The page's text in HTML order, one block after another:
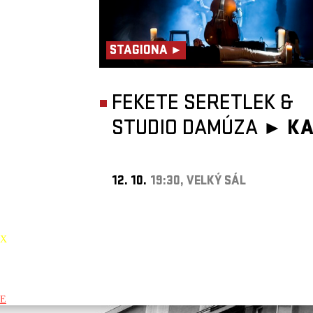
STAGIONA ►
FEKETE SERETLEK &
STUDIO DAMÚZA ►
12. 10. 19:30, VELKÝ SÁL
X
E